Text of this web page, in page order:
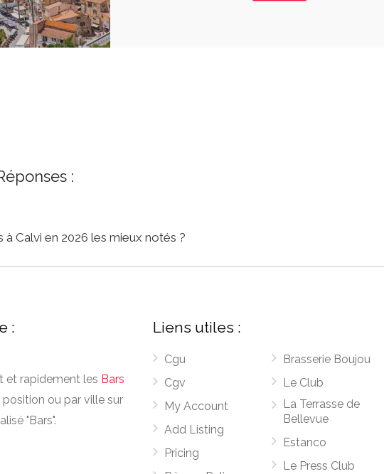
:
à Calvi en 2026 les mieux notés ?
:
et rapidement les Bars
ou par ville sur
"Bars".
Liens utiles :
Cgu
Cgv
My Account
Add Listing
Pricing
Brasserie Boujou
Le Club
La Terrasse de
Bellevue
Estanco
Le Press Club